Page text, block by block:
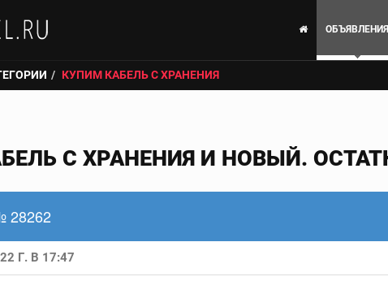
ОБЪЯВЛЕНИЯ
КУПИМ КАБЕЛЬ С ХРАНЕНИЯ
С ХРАНЕНИЯ И НОВЫЙ.
28262
Г. В 17:47